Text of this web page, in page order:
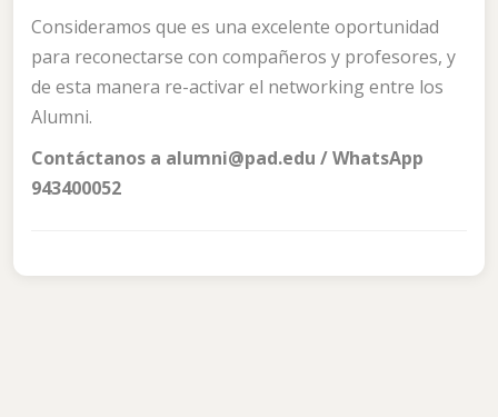
Consideramos que es una excelente oportunidad
para reconectarse con compañeros y profesores, y
de esta manera re-activar el networking entre los
Alumni.
Contáctanos a alumni@pad.edu / WhatsApp
943400052